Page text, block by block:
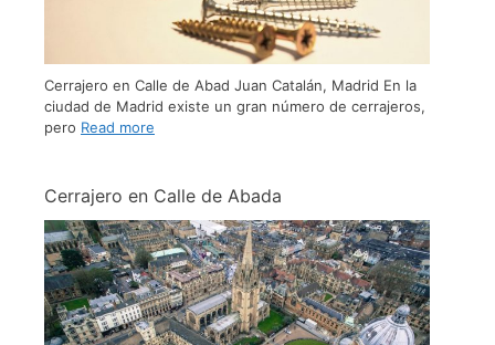
Cerrajero en Calle de Abad Juan Catalán, Madrid En la
ciudad de Madrid existe un gran número de cerrajeros,
pero Read more
Cerrajero en Calle de Abada